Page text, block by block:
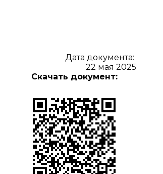
Дата документа:
22 мая 2025
Скачать документ: